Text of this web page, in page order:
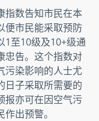
指数告知市民在本
便市民能采取预防
1至10级及10+级通
忠告。这个指数对
污染影响的人士尤
日子采取所需要的
报亦可在因空气污
出预警。